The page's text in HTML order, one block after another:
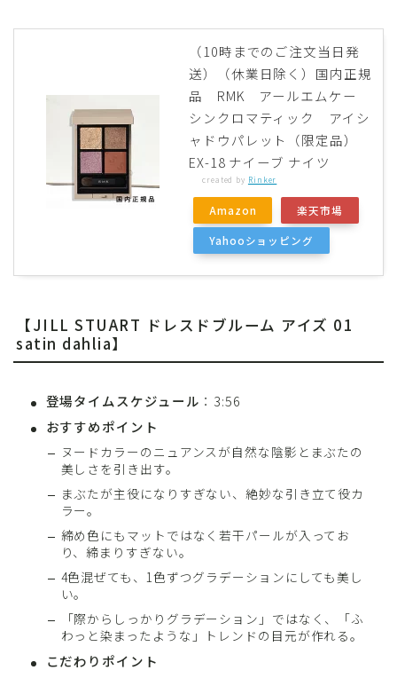
（10時までのご注文当日発
送）（休業日除く）国内正規
品 RMK アールエムケー
シンクロマティック アイシ
ャドウパレット（限定品）
EX-18 ナイーブ ナイツ
created by Rinker
Amazon 楽天市場
Yahooショッピング
【JILL STUART ドレスドブルーム アイズ 01
satin dahlia】
登場タイムスケジュール ：3:56
おすすめポイント
ヌードカラーのニュアンスが自然な陰影とまぶたの
美しさを引き出す。
まぶたが主役になりすぎない、絶妙な引き立て役カ
ラー。
締め色にもマットではなく若干パールが入ってお
り、締まりすぎない。
4色混ぜても、1色ずつグラデーションにしても美し
い。
「際からしっかりグラデーション」ではなく、「ふ
わっと染まったような」トレンドの目元が作れる。
こだわりポイント